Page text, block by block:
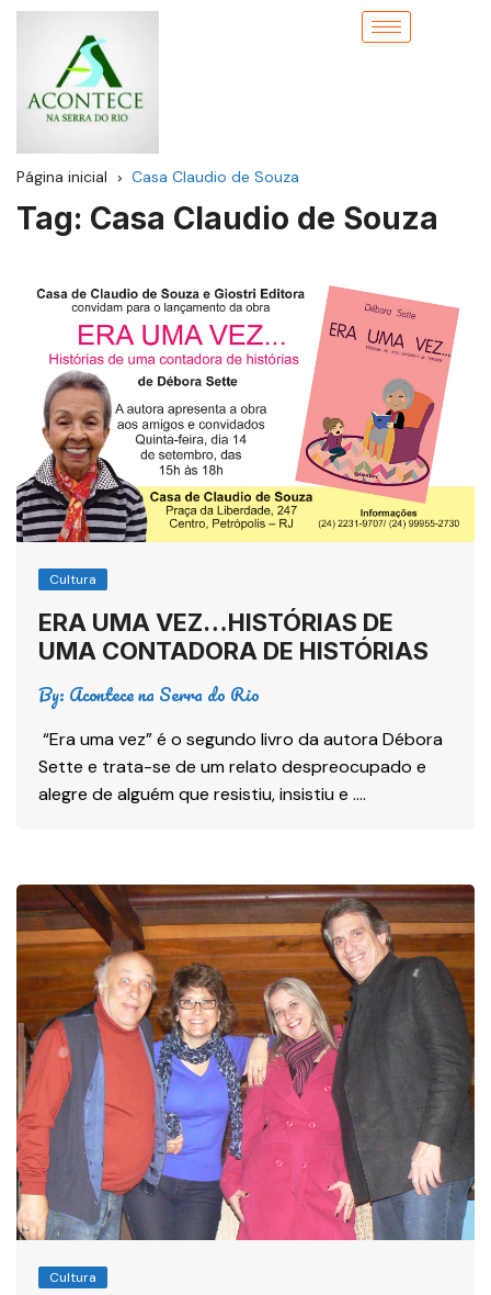
Página inicial Casa Claudio de Souza
Tag: Casa Claudio de Souza
Cultura
ERA UMA VEZ…HISTÓRIAS DE
UMA CONTADORA DE HISTÓRIAS
By: Acontece na Serra do Rio
​ “Era uma vez” é o segundo livro da autora Débora
Sette e trata-se de um relato despreocupado e
alegre de alguém que resistiu, insistiu e ….
Cultura